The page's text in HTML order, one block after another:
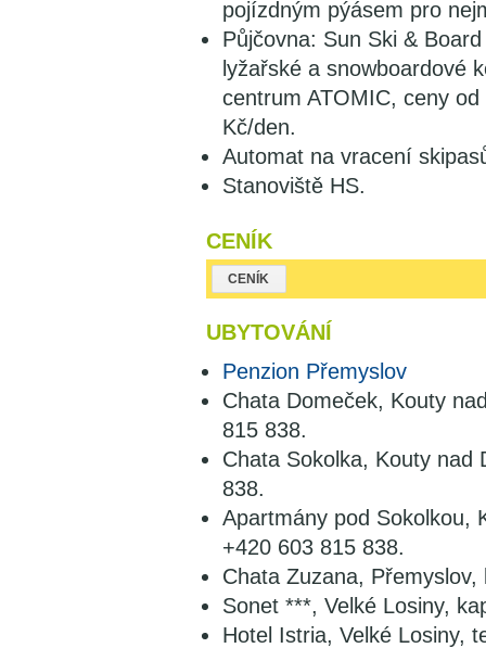
pojízdným pýásem pro
Půjčovna: Sun Ski &
lyžařské a snowboardové
centrum ATOMIC, ceny
Kč/den.
Automat na vracení
Stanoviště HS.
CENÍK
CENÍK
UBYTOVÁNÍ
Penzion Přemyslov
Chata Domeček, Kouty
815 838.
Chata Sokolka, Kouty nad
838.
Apartmány pod Sokolkou,
+420 603 815 838.
Chata Zuzana,
Sonet ***, Velké Losiny,
Hotel Istria, Velké Losiny,